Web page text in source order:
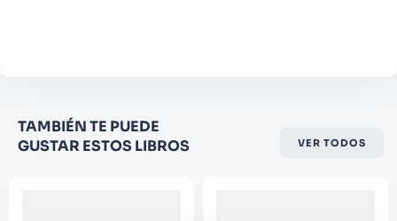
Califique el producto de 1 a 5
estrellas
TAMBIÉN TE PUEDE
GUSTAR ESTOS LIBROS
VER TODOS